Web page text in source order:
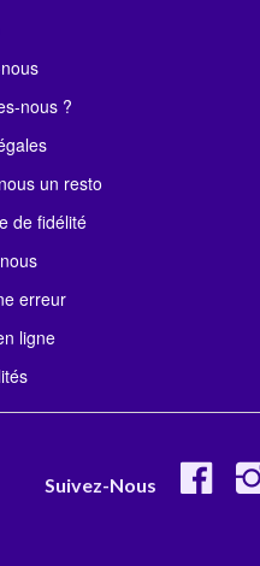
nous ?
un resto
de fidélité
erreur
ligne
Suivez-Nous